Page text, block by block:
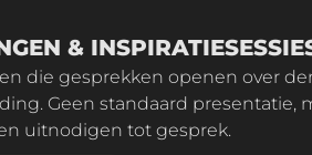
&
Geen standaard presentatie,
uitnodigen tot gesprek.